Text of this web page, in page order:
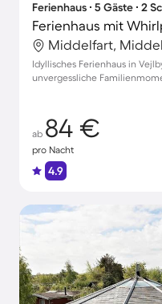
Ferienhaus ∙ 5 Gäste ∙ 2
Ferienhaus mit
Middelfart,
Idyllisches Ferienhaus in
unvergessliche
ab 84 €
pro Nacht
4.9